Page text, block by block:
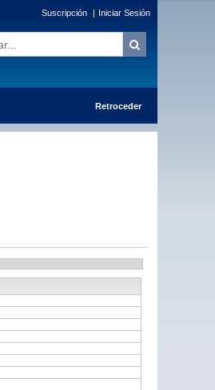
Suscripción | Iniciar Sesión
Retroceder